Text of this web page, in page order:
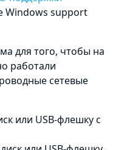
Windows support
для того, чтобы на
работали
сетевые
или USB-флешку с